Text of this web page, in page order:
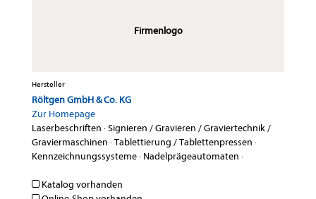
Firmenlogo
Hersteller
Röltgen GmbH & Co. KG
Zur Homepage
Laserbeschriften ·Signieren / Gravieren / Graviertechnik /
Graviermaschinen ·Tablettierung / Tablettenpressen ·
Kennzeichnungssysteme· Nadelprägeautomaten ·
Katalog vorhanden